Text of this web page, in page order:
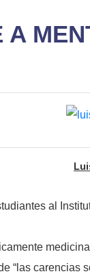
al
“las carencias